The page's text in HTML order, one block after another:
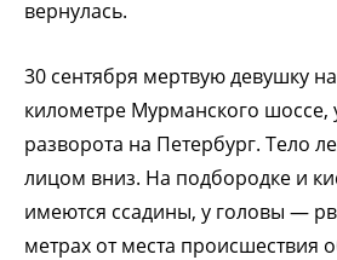
вернулась.
30 сентября мертвую девушку
километре Мурманского шоссе,
разворота на Петербург. Тело
лицом вниз. На подбородке и
имеются ссадины, у головы —
метрах от места происшествия